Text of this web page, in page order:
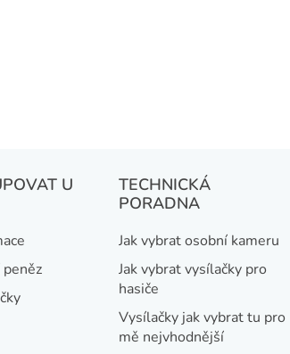
U
peněz
TECHNICKÁ
PORADNA
Jak vybrat osobní kameru
Jak vybrat vysílačky pro
hasiče
Vysílačky jak vybrat tu pro
mě nejvhodnější